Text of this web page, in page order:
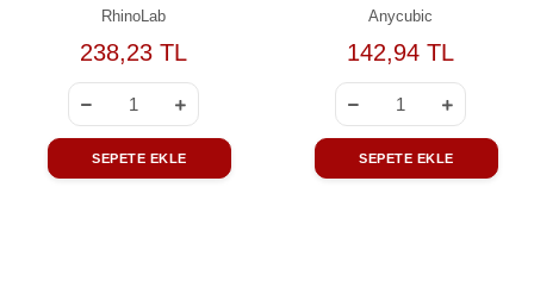
RhinoLab
238,23 TL
SEPETE EKLE
Anycubic
142,94 TL
SEPETE EKLE